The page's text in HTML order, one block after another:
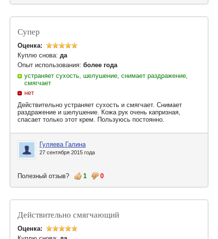
Супер
Оценка:
Куплю снова: да
Опыт использования: более года
устраняет сухость, шелушение, снимает раздражение,
смягчает
нет
Действительно устраняет сухость и смягчает. Снимает
раздражение и шелушение. Кожа рук очень капризная,
спасает только этот крем. Пользуюсь постоянно.
Гуляева Галина
27 сентября 2015 года
Полезный отзыв? 1 0
Действительно смягчающий
Оценка: